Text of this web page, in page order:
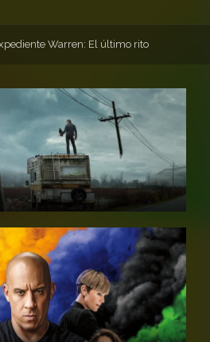
Warren: El último rito